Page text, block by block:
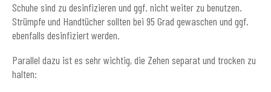
Schuhe sind zu desinfizieren und ggf. nicht weiter zu benutzen.
Strümpfe und Handtücher sollten bei 95 Grad gewaschen und ggf.
ebenfalls desinfiziert werden.
Parallel dazu ist es sehr wichtig, die Zehen separat und trocken zu
halten: